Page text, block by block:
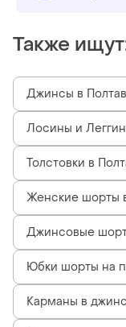
Также
Джинсы в
Лосины и
Толстовки в
Женские шорты
Джинсовые
Юбки шорты на
Карманы в